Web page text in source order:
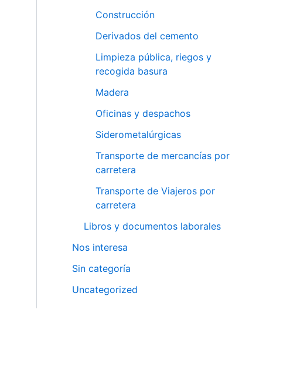
Construcción
Derivados del cemento
Limpieza pública, riegos y
recogida basura
Madera
Oficinas y despachos
Siderometalúrgicas
Transporte de mercancías por
carretera
Transporte de Viajeros por
carretera
Libros y documentos laborales
Nos interesa
Sin categoría
Uncategorized